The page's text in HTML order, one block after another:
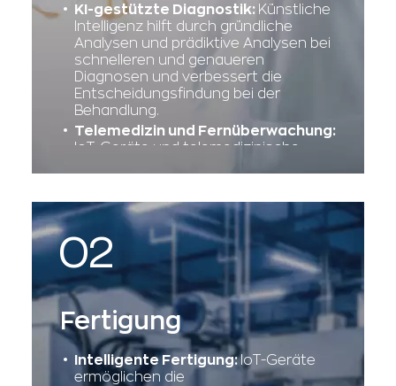
KI-gestützte Diagnostik: Künstliche
Intelligenz hilft durch gründliche
Analysen und prädiktive Analysen bei
schnelleren und genaueren
Diagnosen und verbessert die
Entscheidungsfindung bei der
Behandlung.
Telemedizin und Fernüberwachung:
IoT-Geräte und telemedizinische
kontinuierliche
Gesundheitsüberwachung.
Fertigung
Intelligente Fertigung:IoT-Geräte
ermöglichen die